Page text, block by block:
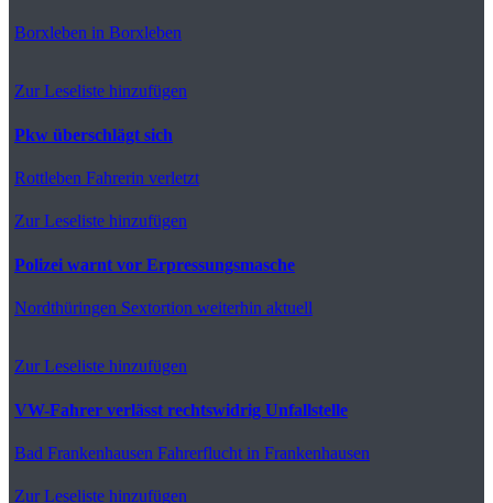
Borxleben in Borxleben
Zur Leseliste hinzufügen
Pkw überschlägt sich
Rottleben Fahrerin verletzt
Zur Leseliste hinzufügen
Polizei warnt vor Erpressungsmasche
Nordthüringen Sextortion weiterhin aktuell
Zur Leseliste hinzufügen
VW-Fahrer verlässt rechtswidrig Unfallstelle
Bad Frankenhausen Fahrerflucht in Frankenhausen
Zur Leseliste hinzufügen